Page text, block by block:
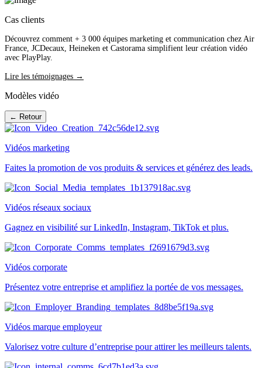
Cas clients
Découvrez comment + 3 000 équipes marketing et communication chez Air
France, JCDecaux, Heineken et Castorama simplifient leur création vidéo
avec PlayPlay.
Lire les témoignages →
Modèles vidéo
← Retour
Vidéos marketing
Faites la promotion de vos produits & services et générez des leads.
Vidéos réseaux sociaux
Gagnez en visibilité sur LinkedIn, Instagram, TikTok et plus.
Vidéos corporate
Présentez votre entreprise et amplifiez la portée de vos messages.
Vidéos marque employeur
Valorisez votre culture d’entreprise pour attirer les meilleurs talents.